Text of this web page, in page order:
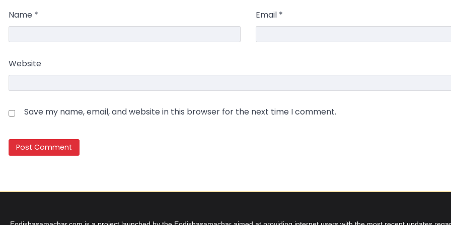
Name * Email *
Website
Save my name, email, and website in this browser for the next time I comment.